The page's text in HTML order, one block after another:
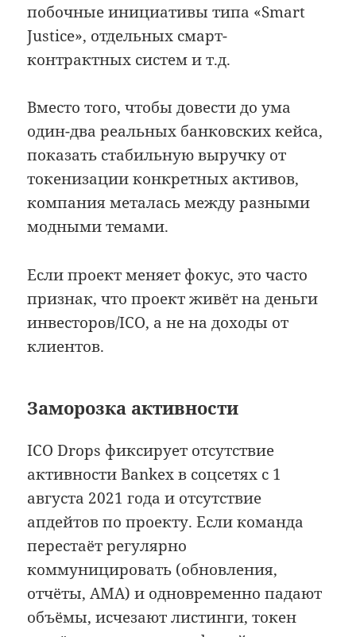
побочные инициативы типа «Smart
Justice», отдельных смарт-
контрактных систем и т.д.
Вместо того, чтобы довести до ума
один-два реальных банковских кейса,
показать стабильную выручку от
токенизации конкретных активов,
компания металась между разными
модными темами.
Если проект меняет фокус, это часто
признак, что проект живёт на деньги
инвесторов/ICO, а не на доходы от
клиентов.
Заморозка активности
ICO Drops фиксирует отсутствие
активности Bankex в соцсетях с 1
августа 2021 года и отсутствие
апдейтов по проекту. Если команда
перестаёт регулярно
коммуницировать (обновления,
отчёты, AMA) и одновременно падают
объёмы, исчезают листинги, токен